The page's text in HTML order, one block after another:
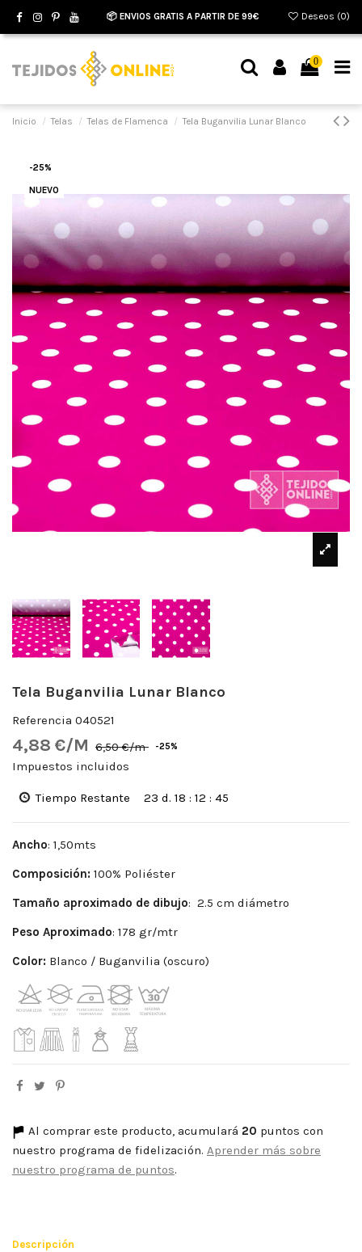
📦 ENVIOS GRATIS A PARTIR DE 99€ Deseos (0)
0
Inicio Telas Telas de Flamenca Tela Buganvilia Lunar Blanco
-25%
NUEVO
Tela Buganvilia Lunar Blanco
Referencia 040521
4,88 €/M 6,50 €/m -25%
Impuestos incluidos
Tiempo Restante 23 d. 18 : 12 : 44
Ancho: 1,50mts
Composición: 100% Poliéster
Tamaño aproximado de dibujo: 2.5 cm diámetro
Peso Aproximado: 178 gr/mtr
Color: Blanco / Buganvilia (oscuro)
Al comprar este producto, acumulará 20 puntos con
nuestro programa de fidelización. Aprender más sobre
nuestro programa de puntos.
Descripción